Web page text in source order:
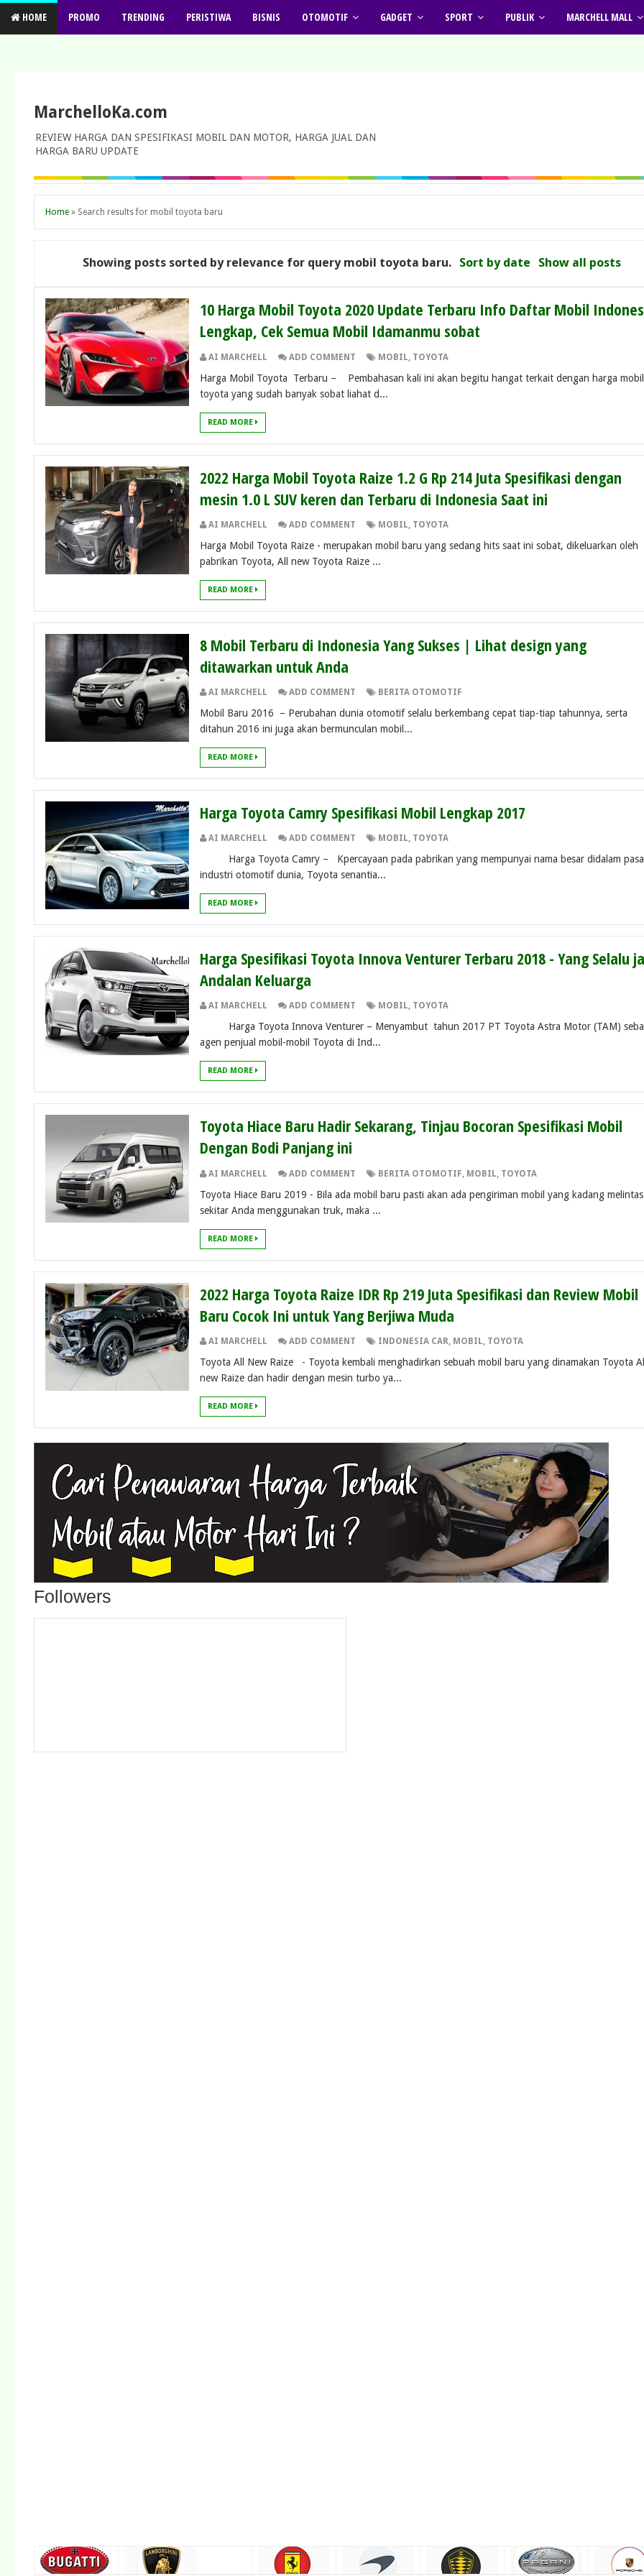
HOME PROMO TRENDING PERISTIWA BISNIS OTOMOTIF GADGET SPORT PUBLIK MARCHELL MALL
MarchelloKa.com
REVIEW HARGA DAN SPESIFIKASI MOBIL DAN MOTOR, HARGA JUAL DAN
HARGA BARU UPDATE
Home » Search results for mobil toyota baru
Showing posts sorted by relevance for query mobil toyota baru. Sort by date Show all posts
10 Harga Mobil Toyota 2020 Update Terbaru Info Daftar Mobil
Lengkap, Cek Semua Mobil Idamanmu sobat
AI MARCHELL ADD COMMENT MOBIL TOYOTA
Harga Mobil Toyota Terbaru – Pembahasan kali ini akan begitu hangat terkait dengan harga mobil
toyota yang sudah banyak sobat liahat d...
READ MORE
2022 Harga Mobil Toyota Raize 1.2 G Rp 214 Juta Spesifikasi dengan
mesin 1.0 L SUV keren dan Terbaru di Indonesia Saat ini
AI MARCHELL ADD COMMENT MOBIL, TOYOTA
Harga Mobil Toyota Raize - merupakan mobil baru yang sedang hits saat ini sobat, dikeluarkan oleh
pabrikan Toyota, All new Toyota Raize ...
READ MORE
8 Mobil Terbaru di Indonesia Yang Sukses | Lihat design yang
ditawarkan untuk Anda
AI MARCHELL ADD COMMENT BERITA OTOMOTIF
Mobil Baru 2016 – Perubahan dunia otomotif selalu berkembang cepat tiap-tiap tahunnya, serta
ditahun 2016 ini juga akan bermunculan mobil...
READ MORE
Harga Toyota Camry Spesifikasi Mobil Lengkap 2017
AI MARCHELL ADD COMMENT MOBIL, TOYOTA
Harga Toyota Camry – Kpercayaan pada pabrikan yang mempunyai nama besar didalam
industri otomotif dunia, Toyota senantia...
READ MORE
Harga Spesifikasi Toyota Innova Venturer Terbaru 2018 - Yang Selalu
Andalan Keluarga
AI MARCHELL ADD COMMENT MOBIL, TOYOTA
Harga Toyota Innova Venturer – Menyambut tahun 2017 PT Toyota Astra Motor (TAM)
agen penjual mobil-mobil Toyota di Ind...
READ MORE
Toyota Hiace Baru Hadir Sekarang, Tinjau Bocoran Spesifikasi Mobil
Dengan Bodi Panjang ini
AI MARCHELL ADD COMMENT BERITA OTOMOTIF MOBIL TOYOTA
Toyota Hiace Baru 2019 - Bila ada mobil baru pasti akan ada pengiriman mobil yang kadang
sekitar Anda menggunakan truk, maka ...
READ MORE
2022 Harga Toyota Raize IDR Rp 219 Juta Spesifikasi dan Review Mobil
Baru Cocok Ini untuk Yang Berjiwa Muda
AI MARCHELL ADD COMMENT INDONESIA CAR MOBIL TOYOTA
Toyota All New Raize - Toyota kembali menghadirkan sebuah mobil baru yang dinamakan Toyota
new Raize dan hadir dengan mesin turbo ya...
READ MORE
Followers